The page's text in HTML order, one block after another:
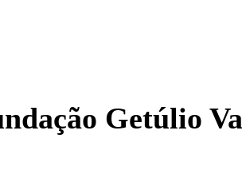
Getúlio